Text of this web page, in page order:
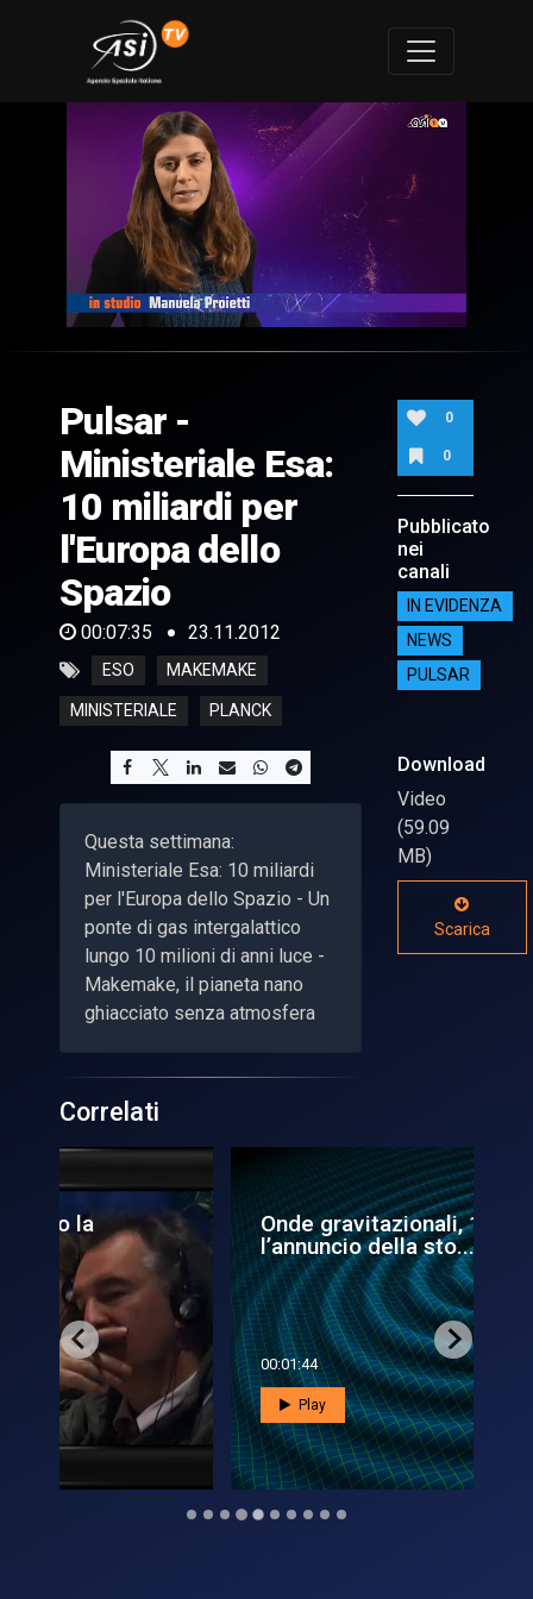
of
35
seconds
Pulsar -
Ministeriale Esa:
10 miliardi per
l'Europa dello
Spazio
00:07:35 23.11.2012
ESO MAKEMAKE
MINISTERIALE PLANCK
Questa settimana:
Ministeriale Esa: 10 miliardi
per l'Europa dello Spazio - Un
ponte di gas intergalattico
lungo 10 milioni di anni luce -
Makemake, il pianeta nano
ghiacciato senza atmosfera
0
0
Pubblicato
nei
canali
IN EVIDENZA
NEWS
PULSAR
Download
Video
(59.09
MB)
Scarica
Correlati
Onde gravitazionali, 10 anni fa
l’annuncio della sto...
00:01:44
Play